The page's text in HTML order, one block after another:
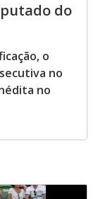
do
o
no
no